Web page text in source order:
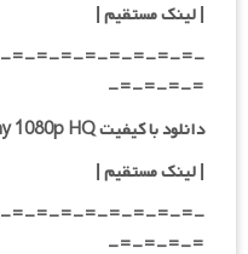
| لینک مستقیم|
=-=-=-=-=-=-=-=-
=-=-=-=-
دانلود با کیفیت BluRay 1080p HQ ریلیز F2M
|لینک مستقیم|
=-=-=-=-=-=-=-=-
=-=-=-=-